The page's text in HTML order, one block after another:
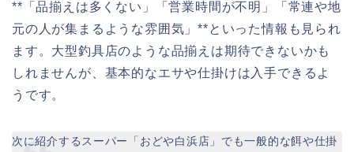
**「品揃えは多くない」「営業時間が不明」「常連や地
元の人が集まるような雰囲気」**といった情報も見られ
ます。大型釣具店のような品揃えは期待できないかも
しれませんが、基本的なエサや仕掛けは入手できるよ
うです。
次に紹介するスーパー「おどや白浜店」でも一般的な餌や仕掛